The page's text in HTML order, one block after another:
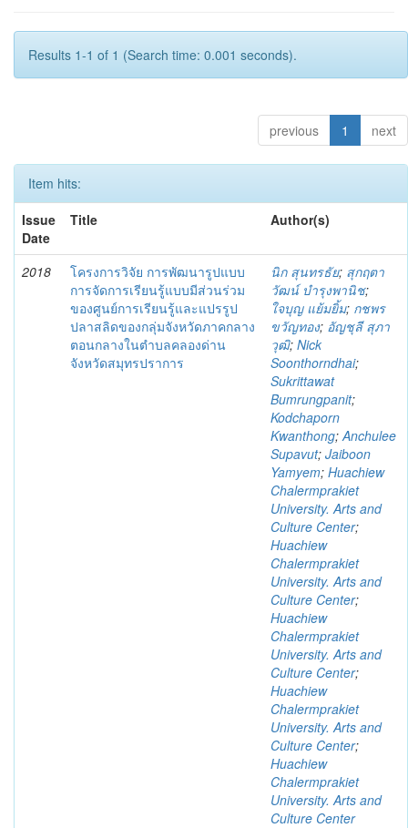
Results 1-1 of 1 (Search time: 0.001 seconds).
previous 1 next
Item hits:
Issue
Date
Title Author(s)
2018
โครงการวิจัย การพัฒนารูปแบบ
การจัดการเรียนรู้แบบมีส่วนร่วม
ของศูนย์การเรียนรู้และแปรรูป
ปลาสลิดของกลุ่มจังหวัดภาคกลาง
ตอนกลางในตำบลคลองด่าน
จังหวัดสมุทรปราการ
นิก สุนทรธัย; สุกฤตา
วัฒน์ บำรุงพานิช;
ใจบุญ แย้มยิ้ม; กชพร
ขวัญทอง; อัญชุลี สุภา
วุฒิ; Nick
Soonthorndhai;
Sukrittawat
Bumrungpanit;
Kodchaporn
Kwanthong;Anchulee
Supavut; Jaiboon
Yamyem; Huachiew
Chalermprakiet
University. Arts and
Culture Center;
Huachiew
Chalermprakiet
University. Arts and
Culture Center;
Huachiew
Chalermprakiet
University. Arts and
Culture Center;
Huachiew
Chalermprakiet
University. Arts and
Culture Center;
Huachiew
Chalermprakiet
University. Arts and
Culture Center